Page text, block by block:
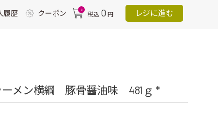
履歴 クーポン 0
税込 0 円 レジに進む
メン横綱 豚骨醤油味 481ｇ *